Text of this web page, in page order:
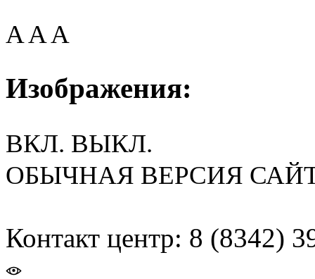
AAA
Изображения:
ВКЛ. ВЫКЛ.
ОБЫЧНАЯ ВЕРСИЯ
Контакт центр: 8 (8342)